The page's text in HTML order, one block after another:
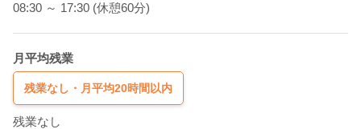
08:30 ～ 17:30 (休憩60分)
月平均残業
残業なし・月平均20時間以内
残業なし